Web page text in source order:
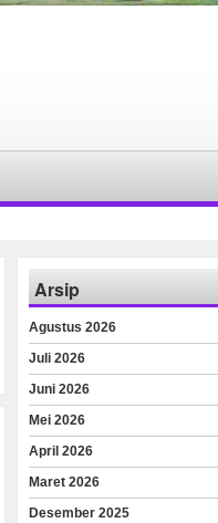
Arsip
Agustus 2026
Juli 2026
Juni 2026
Mei 2026
April 2026
Maret 2026
Desember 2025